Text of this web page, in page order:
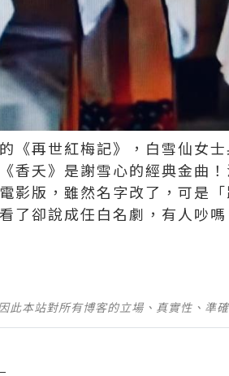
《再世紅梅記》，白雪仙女
香夭》是謝雪心的經典金曲
影版，雖然名字改了，可是
了卻說成任白名劇，有人吵
本站對所有博客的立場、真實性、準